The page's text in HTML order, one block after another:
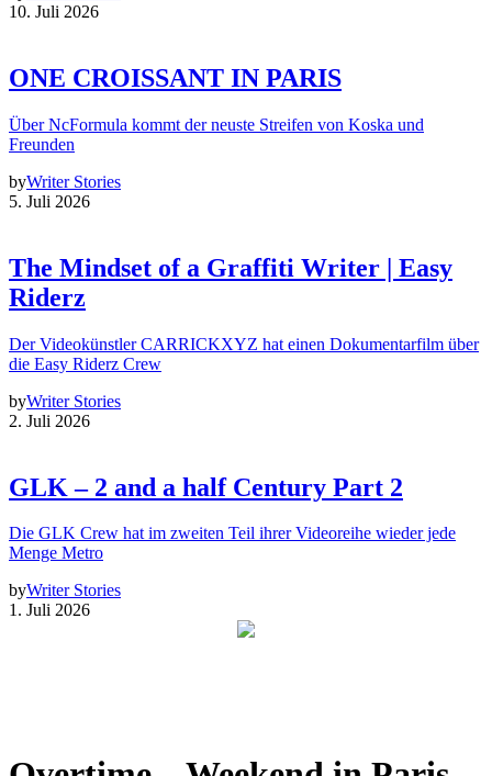
10. Juli 2026
ONE CROISSANT IN PARIS
Über NcFormula kommt der neuste Streifen von Koska und
Freunden
byWriter Stories
5. Juli 2026
The Mindset of a Graffiti Writer | Easy
Riderz
Der Videokünstler CARRICKXYZ hat einen Dokumentarfilm über
die Easy Riderz Crew
byWriter Stories
2. Juli 2026
GLK – 2 and a half Century Part 2
Die GLK Crew hat im zweiten Teil ihrer Videoreihe wieder jede
Menge Metro
byWriter Stories
1. Juli 2026